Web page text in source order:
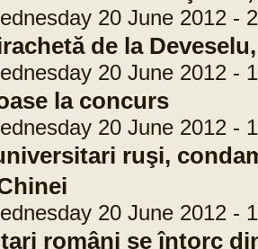
20 June 2012 -
de la
20 June 2012 -
la concurs
20 June 2012 -
ruşi,
20 June 2012 -
români se întorc